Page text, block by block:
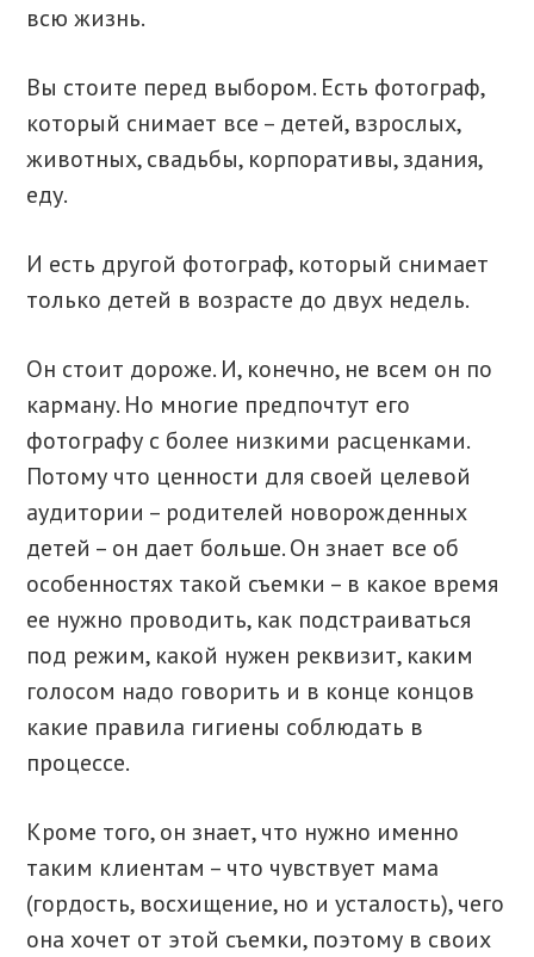
всю жизнь.
Вы стоите перед выбором. Есть фотограф,
который снимает все – детей, взрослых,
животных, свадьбы, корпоративы, здания,
еду.
И есть другой фотограф, который снимает
только детей в возрасте до двух недель.
Он стоит дороже. И, конечно, не всем он по
карману. Но многие предпочтут его
фотографу с более низкими расценками.
Потому что ценности для своей целевой
аудитории – родителей новорожденных
детей – он дает больше. Он знает все об
особенностях такой съемки – в какое время
ее нужно проводить, как подстраиваться
под режим, какой нужен реквизит, каким
голосом надо говорить и в конце концов
какие правила гигиены соблюдать в
процессе.
Кроме того, он знает, что нужно именно
таким клиентам – что чувствует мама
(гордость, восхищение, но и усталость), чего
она хочет от этой съемки, поэтому в своих